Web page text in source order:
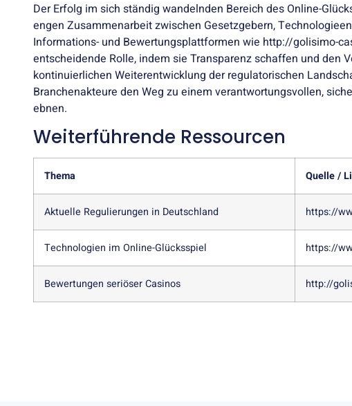
Der Erfolg im sich ständig wandelnden Bereich des Online-
engen Zusammenarbeit zwischen Gesetzgebern,
Informations- und Bewertungsplattformen wie http://golisimo-
entscheidende Rolle, indem sie Transparenz schaffen und den
kontinuierlichen Weiterentwicklung der regulatorischen
Branchenakteure den Weg zu einem verantwortungsvollen,
ebnen.
Weiterführende Ressourcen
Thema Quelle /
Aktuelle Regulierungen in Deutschland https://
Technologien im Online-Glücksspiel https://
Bewertungen seriöser Casinos http://